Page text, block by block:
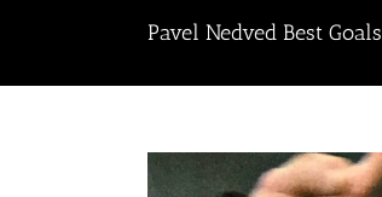
Pavel Nedved Best Goals
Larger